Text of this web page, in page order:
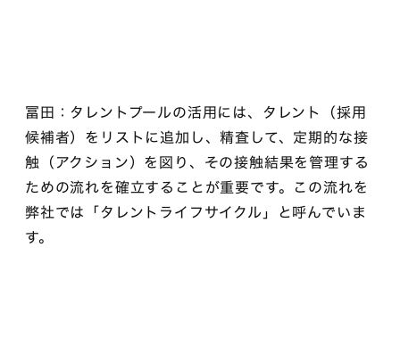
冨田：タレントプールの活用には、タレント（採用
候補者）をリストに追加し、精査して、定期的な接
触（アクション）を図り、その接触結果を管理する
ための流れを確立することが重要です。この流れを
弊社では「タレントライフサイクル」と呼んでいま
す。